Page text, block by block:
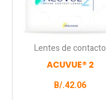
Lentes de contacto
ACUVUE® 2
B/.42.06